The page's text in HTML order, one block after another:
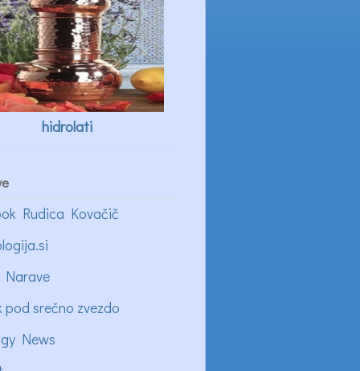
hidrolati
Rudica Kovačič
pod srečno zvezdo
News